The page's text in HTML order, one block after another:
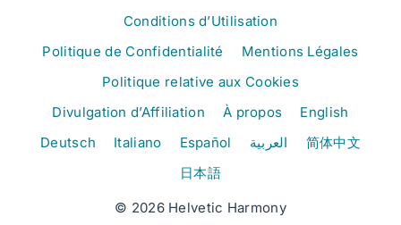
Conditions d’Utilisation
Politique de Confidentialité
Mentions Légales
Politique relative aux Cookies
Divulgation d’Affiliation
À propos
English
Deutsch
Italiano Español العربية
简体中文
日本語
© 2026 Helvetic Harmony